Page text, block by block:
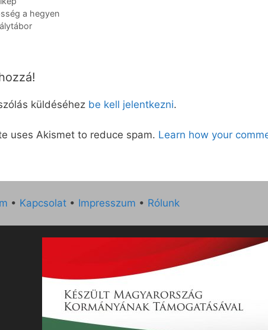
a hegyen
küldéséhez be kell jelentkezni.
uses Akismet to reduce spam. Learn how your
• Kapcsolat • Impresszum • Rólunk